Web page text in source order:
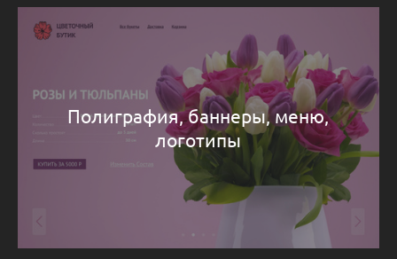
Полиграфия, баннеры, меню,
логотипы